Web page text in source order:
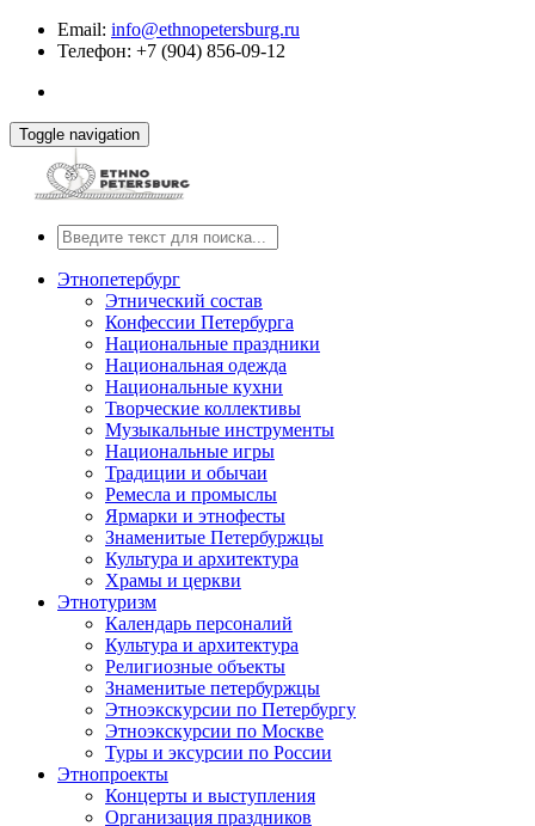
Email: info@ethnopetersburg.ru
Телефон: +7 (904) 856-09-12
Toggle navigation
Этнопетербург
Этнический состав
Конфессии Петербурга
Национальные праздники
Национальная одежда
Национальные кухни
Творческие коллективы
Музыкальные инструменты
Национальные игры
Традиции и обычаи
Ремесла и промыслы
Ярмарки и этнофесты
Знаменитые Петербуржцы
Культура и архитектура
Храмы и церкви
Этнотуризм
Календарь персоналий
Культура и архитектура
Религиозные объекты
Знаменитые петербуржцы
Этноэкскурсии по Петербургу
Этноэкскурсии по Москве
Туры и эксурсии по России
Этнопроекты
Концерты и выступления
Организация праздников